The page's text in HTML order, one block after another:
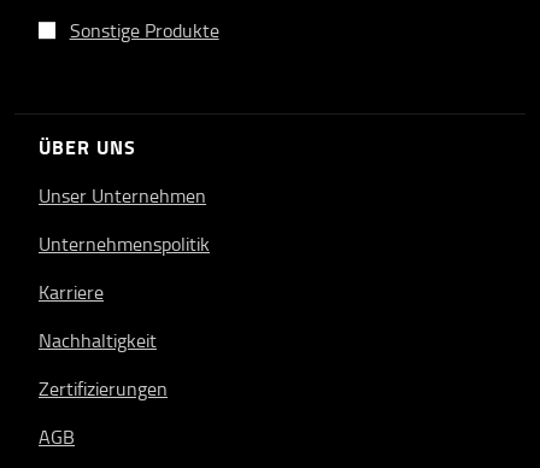
Sonstige Produkte
ÜBER UNS
Unser Unternehmen
Unternehmenspolitik
Karriere
Nachhaltigkeit
Zertifizierungen
AGB